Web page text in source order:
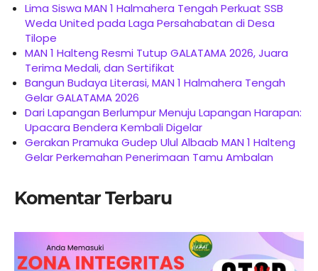
Lima Siswa MAN 1 Halmahera Tengah Perkuat SSB
Weda United pada Laga Persahabatan di Desa
Tilope
MAN 1 Halteng Resmi Tutup GALATAMA 2026, Juara
Terima Medali, dan Sertifikat
Bangun Budaya Literasi, MAN 1 Halmahera Tengah
Gelar GALATAMA 2026
Dari Lapangan Berlumpur Menuju Lapangan Harapan:
Upacara Bendera Kembali Digelar
Gerakan Pramuka Gudep Ulul Albaab MAN 1 Halteng
Gelar Perkemahan Penerimaan Tamu Ambalan
Komentar Terbaru